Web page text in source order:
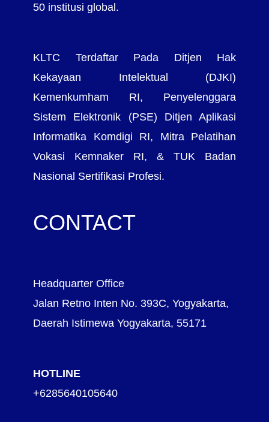
50 institusi global.
KLTC Terdaftar Pada Ditjen Hak
Kekayaan Intelektual (DJKI)
Kemenkumham RI, Penyelenggara
Sistem Elektronik (PSE) Ditjen Aplikasi
Informatika Komdigi RI, Mitra Pelatihan
Vokasi Kemnaker RI, & TUK Badan
Nasional Sertifikasi Profesi.
CONTACT
Headquarter Office
Jalan Retno Inten No. 393C, Yogyakarta,
Daerah Istimewa Yogyakarta, 55171
HOTLINE
+6285640105640